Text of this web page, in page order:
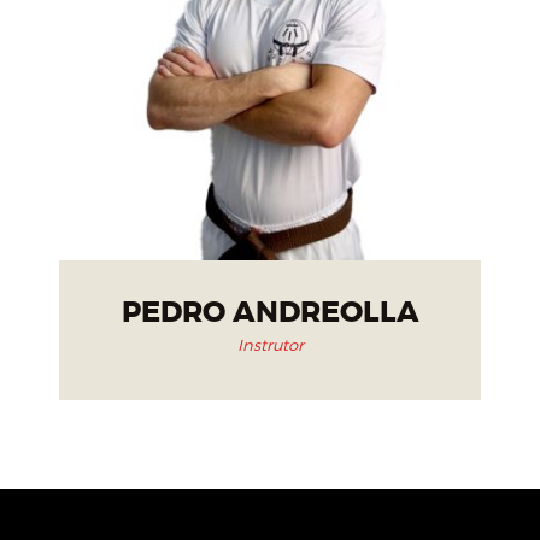
PEDRO ANDREOLLA
Instrutor